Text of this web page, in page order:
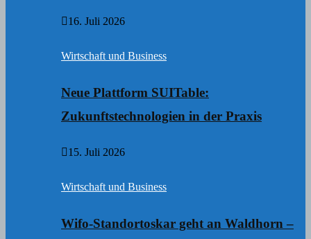
16. Juli 2026
Wirtschaft und Business
Neue Plattform SUITable:
Zukunftstechnologien in der Praxis
15. Juli 2026
Wirtschaft und Business
Wifo-Standortoskar geht an Waldhorn –